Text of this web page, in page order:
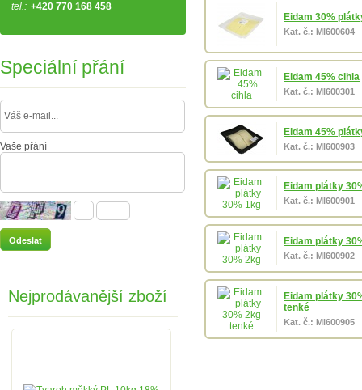
Eidam 30%
Kat. č.: Ml600604
Eidam 45% cihla
Kat. č.: Ml600301
Eidam 45%
Kat. č.: Ml600903
Eidam plátky
Kat. č.: Ml600901
Eidam plátky
Kat. č.: Ml600902
Eidam plátky
tenké
Kat. č.: Ml600905
tel.: +420 770 168 458
Speciální přání
Vaše přání
Nejprodávanější zboží